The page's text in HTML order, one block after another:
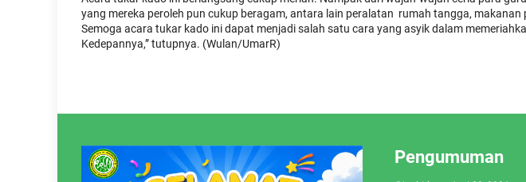
yang mereka peroleh pun cukup beragam, antara lain peralatan rumah tangga, makanan
Semoga acara tukar kado ini dapat menjadi salah satu cara yang asyik dalam
Kedepannya,” tutupnya. (Wulan/UmarR)
Pengumuman